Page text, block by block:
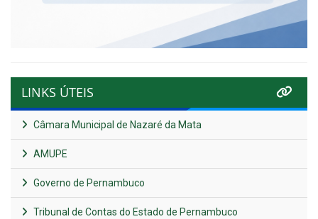
LINKS ÚTEIS
Câmara Municipal de Nazaré da Mata
AMUPE
Governo de Pernambuco
Tribunal de Contas do Estado de Pernambuco